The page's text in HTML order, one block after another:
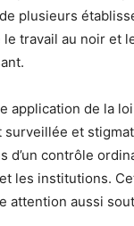
plusieurs
travail au noir et
application de la
et
d’un contrôle
les institutions.
attention aussi